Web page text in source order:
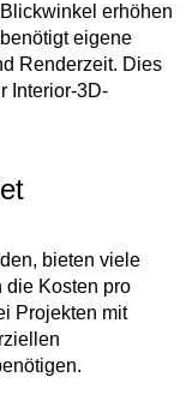
erhöhen
eigene
Renderzeit. Dies
Interior-3D-
bieten viele
die Kosten pro
Projekten mit